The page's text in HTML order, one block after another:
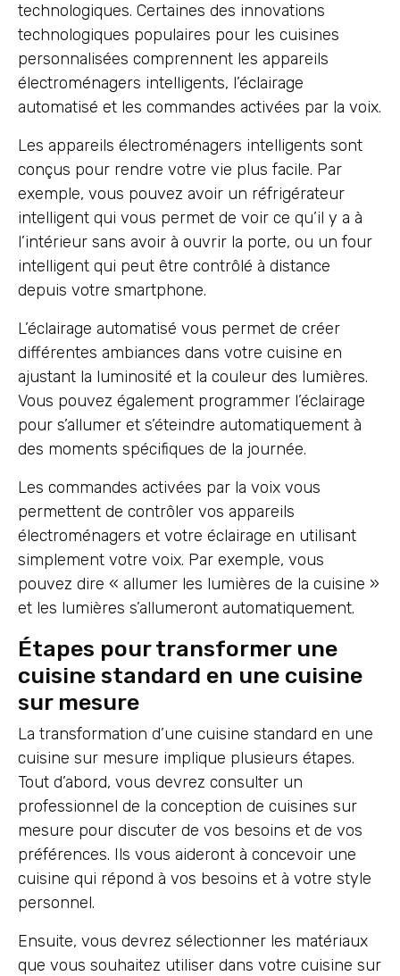
technologiques. Certaines des innovations
technologiques populaires pour les cuisines
personnalisées comprennent les appareils
électroménagers intelligents, l’éclairage
automatisé et les commandes activées par la voix.
Les appareils électroménagers intelligents sont
conçus pour rendre votre vie plus facile. Par
exemple, vous pouvez avoir un réfrigérateur
intelligent qui vous permet de voir ce qu’il y a à
l’intérieur sans avoir à ouvrir la porte, ou un four
intelligent qui peut être contrôlé à distance
depuis votre smartphone.
L’éclairage automatisé vous permet de créer
différentes ambiances dans votre cuisine en
ajustant la luminosité et la couleur des lumières.
Vous pouvez également programmer l’éclairage
pour s’allumer et s’éteindre automatiquement à
des moments spécifiques de la journée.
Les commandes activées par la voix vous
permettent de contrôler vos appareils
électroménagers et votre éclairage en utilisant
simplement votre voix. Par exemple, vous
pouvez dire « allumer les lumières de la cuisine »
et les lumières s’allumeront automatiquement.
Étapes pour transformer une
cuisine standard en une cuisine
sur mesure
La transformation d’une cuisine standard en une
cuisine sur mesure implique plusieurs étapes.
Tout d’abord, vous devrez consulter un
professionnel de la conception de cuisines sur
mesure pour discuter de vos besoins et de vos
préférences. Ils vous aideront à concevoir une
cuisine qui répond à vos besoins et à votre style
personnel.
Ensuite, vous devrez sélectionner les matériaux
que vous souhaitez utiliser dans votre cuisine sur